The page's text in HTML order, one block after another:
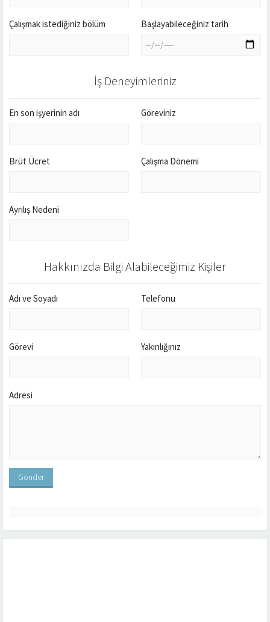
Çalışmak istediğiniz bölüm Başlayabileceğiniz tarih
İş Deneyimleriniz
En son işyerinin adı Göreviniz
Brüt Ücret Çalışma Dönemi
Ayrılış Nedeni
Hakkınızda Bilgi Alabileceğimiz Kişiler
Adı ve Soyadı Telefonu
Görevi Yakınlığınız
Adresi